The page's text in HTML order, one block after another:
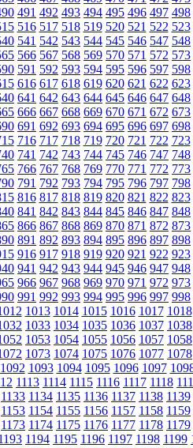
491 492 493 494 495 496 497 498
516 517 518 519 520 521 522 523
541 542 543 544 545 546 547 548
566 567 568 569 570 571 572 573
591 592 593 594 595 596 597 598
616 617 618 619 620 621 622 623
641 642 643 644 645 646 647 648
666 667 668 669 670 671 672 673
691 692 693 694 695 696 697 698
716 717 718 719 720 721 722 723
741 742 743 744 745 746 747 748
766 767 768 769 770 771 772 773
791 792 793 794 795 796 797 798
816 817 818 819 820 821 822 823
841 842 843 844 845 846 847 848
866 867 868 869 870 871 872 873
891 892 893 894 895 896 897 898
916 917 918 919 920 921 922 923
941 942 943 944 945 946 947 948
966 967 968 969 970 971 972 973
991 992 993 994 995 996 997 998
1013 1014 1015 1016 1017 1018
1033 1034 1035 1036 1037 1038
1053 1054 1055 1056 1057 1058
1073 1074 1075 1076 1077 1078
1092 1093 1094 1095 1096 1097
1113 1114 1115 1116 1117 1118
1133 1134 1135 1136 1137 1138 1139
1153 1154 1155 1156 1157 1158 1159
1173 1174 1175 1176 1177 1178 1179
1194 1195 1196 1197 1198 1199